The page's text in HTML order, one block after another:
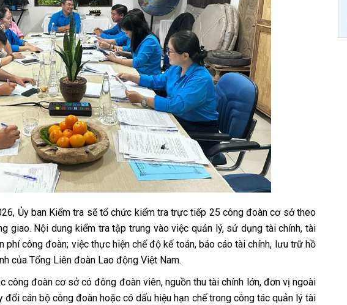
Ủy ban Kiểm tra sẽ tổ chức kiểm tra trực tiếp 25 công đoàn cơ sở theo
giao. Nội dung kiểm tra tập trung vào việc quản lý, sử dụng tài chính, tài
phí công đoàn; việc thực hiện chế độ kế toán, báo cáo tài chính, lưu trữ hồ
của Tổng Liên đoàn Lao động Việt Nam.
đoàn cơ sở có đông đoàn viên, nguồn thu tài chính lớn, đơn vị ngoài
cán bộ công đoàn hoặc có dấu hiệu hạn chế trong công tác quản lý tài